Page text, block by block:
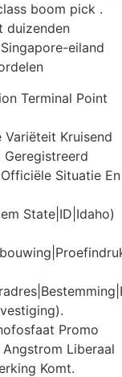
boom pick .
duizenden
eiland
Terminal Point
Kruisend
Situatie En
State|ID|Idaho)
Promo
Liberaal
Komt.